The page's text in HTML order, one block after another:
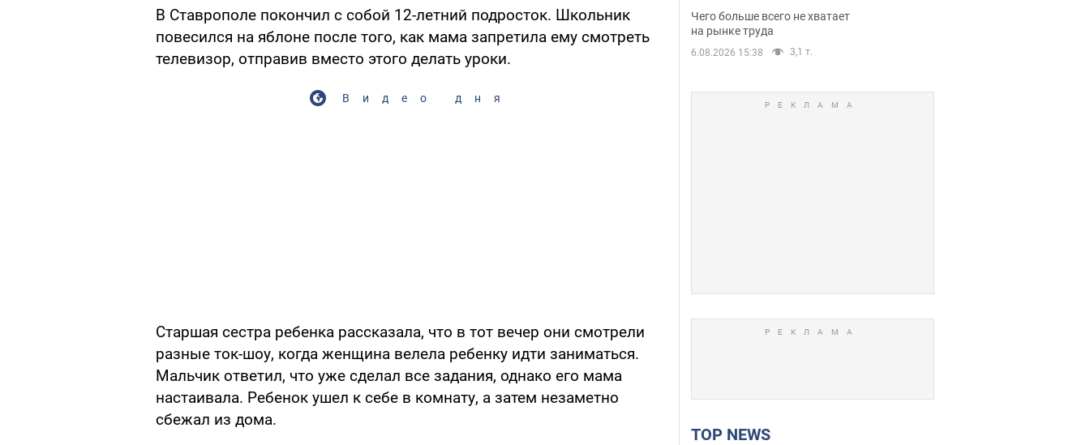
В Ставрополе покончил с собой 12-летний подросток. Школьник
повесился на яблоне после того, как мама запретила ему смотреть
телевизор, отправив вместо этого делать уроки.
Видео дня
Старшая сестра ребенка рассказала, что в тот вечер они смотрели
разные ток-шоу, когда женщина велела ребенку идти заниматься.
Мальчик ответил, что уже сделал все задания, однако его мама
настаивала. Ребенок ушел к себе в комнату, а затем незаметно
сбежал из дома.
вакансии
Чего больше всего не хватает
на рынке труда
6.08.2026 15:38 3,1 т.
TOP NEWS